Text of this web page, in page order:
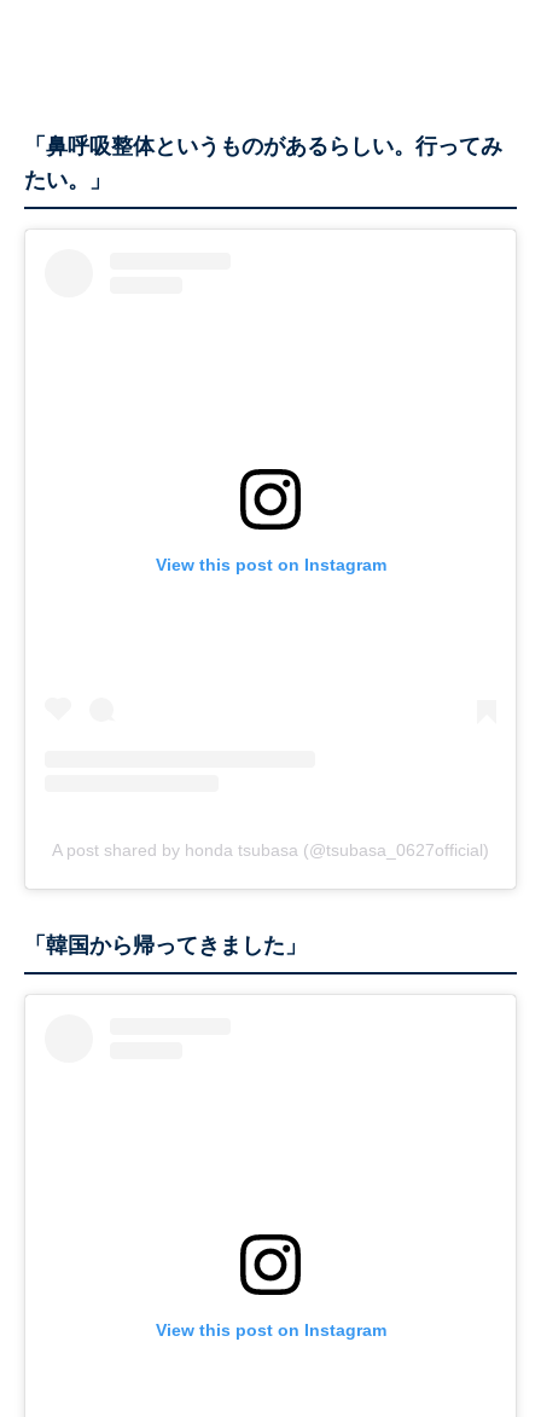
「鼻呼吸整体というものがあるらしい。行ってみ
たい。」
View this post on Instagram
A post shared by honda tsubasa (@tsubasa_0627official)
「韓国から帰ってきました」
View this post on Instagram